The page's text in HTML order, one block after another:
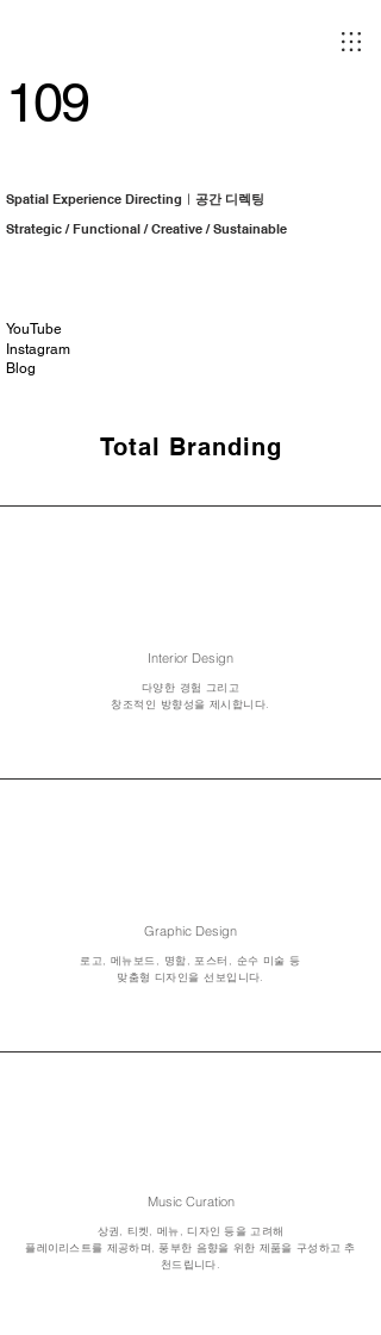
109
Spatial Experience Directingㅣ 공간 디렉팅
Strategic / Functional / Creative / Sustainable
YouTube
Instagram
Blog
Total Branding
Interior Design
다양한 경험 그리고
창조적인 방향성을 제시합니다.
Graphic Design
로고, 메뉴보드, 명함, 포스터, 순수 미술 등
맞춤형 디자인을 선보입니다.
Music Curation
상권, 티켓, 메뉴, 디자인 등을 고려해
플레이리스트를 제공하며, 풍부한 음향을 위한 제품을 구성하고 추
천드립니다.